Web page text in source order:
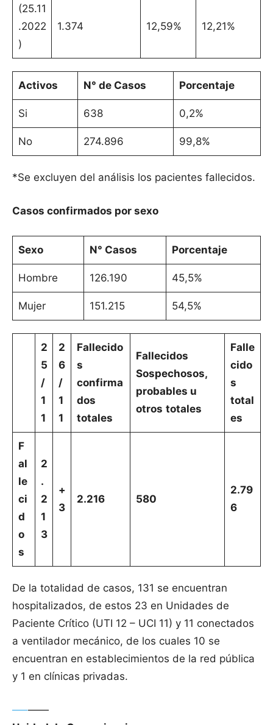
(25.11
.2022
)
1.374 12,59% 12,21%
Activos N° de Casos Porcentaje
Si 638 0,2%
No 274.896 99,8%
*Se excluyen del análisis los pacientes fallecidos.
Casos confirmados por sexo
Sexo N° Casos Porcentaje
Hombre 126.190 45,5%
Mujer 151.215 54,5%
2
5
/
1
1
2
6
/
1
1
Fallecido
s
confirma
dos
totales
Fallecidos
Sospechosos,
probables u
otros totales
Falle
cido
s
total
es
F
al
le
ci
d
o
s
2
.
2
1
3
+
3
2.216 580
2.79
6
De la totalidad de casos, 131 se encuentran
hospitalizados, de estos 23 en Unidades de
Paciente Crítico (UTI 12 – UCI 11) y 11 conectados
a ventilador mecánico, de los cuales 10 se
encuentran en establecimientos de la red pública
y 1 en clínicas privadas.
—–——